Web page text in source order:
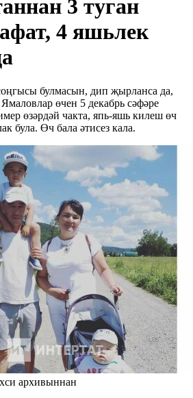
3 туган
4 яшьлек
булмасын, дип җырланса да,
өчен 5 декабрь сәфәре
өзәрдәй чакта, япь-яшь килеш өч
була. Өч бала әтисез кала.
архивыннан